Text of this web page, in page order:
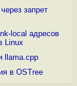
запрет
local адресов
Linux
llama.cpp
в OSTree